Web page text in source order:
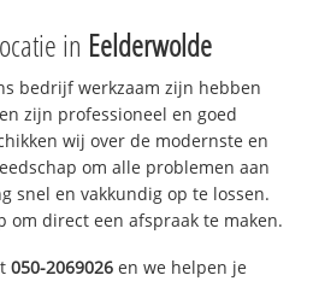
in Eelderwolde
bedrijf werkzaam zijn hebben
zijn professioneel en goed
wij over de modernste en
om alle problemen aan
snel en vakkundig op te lossen.
om direct een afspraak te maken.
050-2069026 en we helpen je